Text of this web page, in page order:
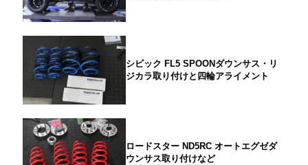
シビック FL5 SPOONダウンサス・リ
ジカラ取り付けと四輪アライメント
ロードスター ND5RC オートエグゼダ
ウンサス取り付けなど